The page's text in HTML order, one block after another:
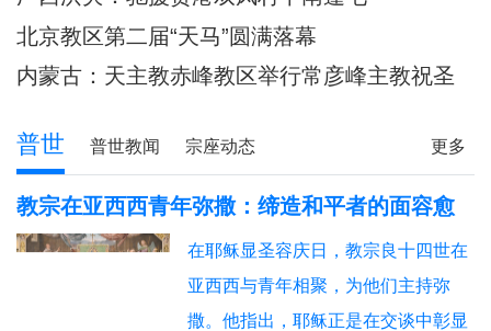
北京教区第二届“天马”圆满落幕
内蒙古：天主教赤峰教区举行常彦峰主教祝圣
更多
普世 普世教闻 宗座动态
教宗在亚西西青年弥撒：缔造和平者的面容愈
加肖似基督
在耶稣显圣容庆日，教宗良十四世在
亚西西与青年相聚，为他们主持弥
撒。他指出，耶稣正是在交谈中彰显